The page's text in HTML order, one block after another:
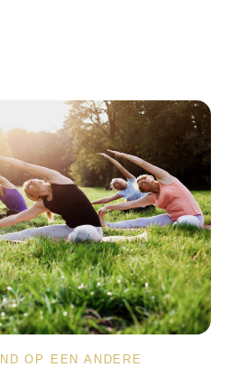
OP EEN ANDERE